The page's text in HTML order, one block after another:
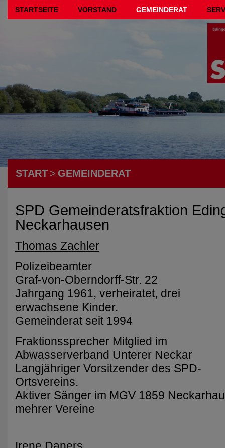
STARTSEITE VORSTAND GEMEINDERAT
START > GEMEINDERAT
SPD Gemeinderatsfraktion
Neckarhausen
Thomas Zachler
Polizeibeamter
Graf-von-Oberndorff-Str. 22
Jahrgang 1961, verheiratet, drei
erwachsene Kinder.
Gemeinderat seit 1994
Fraktionssprecher Mitglied im
Abwasserverband Unterer Neckar
Langjähriger Vorsitzender des SPD-
Ortsvereins.
Aktiver Sänger im MGV 1859
mehrer Vereine